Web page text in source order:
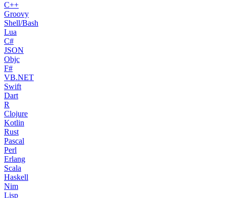
C++
Groovy
Shell/Bash
Lua
C#
JSON
Objc
F#
VB.NET
Swift
Dart
R
Clojure
Kotlin
Rust
Pascal
Perl
Erlang
Scala
Haskell
Nim
Lisp